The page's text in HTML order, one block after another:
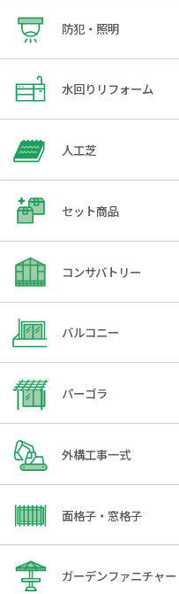
防犯・照明
水回りリフォーム
人工芝
セット商品
コンサバトリー
バルコニー
パーゴラ
外構工事一式
面格子・窓格子
ガーデンファニチャー